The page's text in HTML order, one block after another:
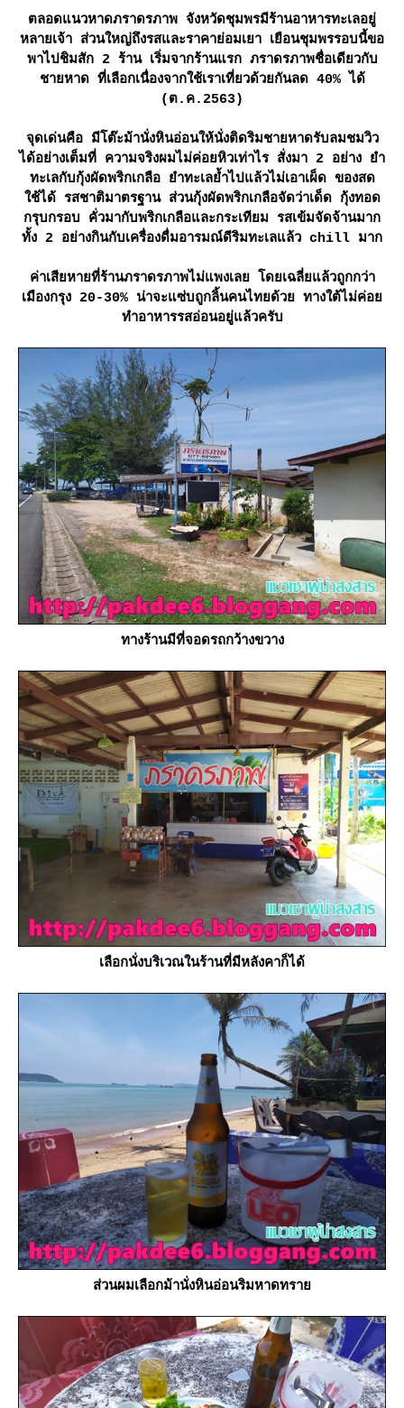
ตลอดแนวหาดภราดรภาพ จังหวัดชุมพรมีร้านอาหารทะเลอยู่
หลายเจ้า ส่วนใหญ่ถึงรสและราคาย่อมเยา เยือนชุมพรรอบนี้ขอ
พาไปชิมสัก 2 ร้าน เริ่มจากร้านแรก ภราดรภาพชื่อเดียวกับ
ชายหาด ที่เลือกเนื่องจากใช้เราเที่ยวด้วยกันลด 40% ได้
(ต.ค.2563)
จุดเด่นคือ มีโต๊ะม้านั่งหินอ่อนให้นั่งติดริมชายหาดรับลมชมวิว
ได้อย่างเต็มที่ ความจริงผมไม่ค่อยหิวเท่าไร สั่งมา 2 อย่าง ยำ
ทะเลกับกุ้งผัดพริกเกลือ ยำทะเลย้ำไปแล้วไม่เอาเผ็ด ของสด
ช้ได้ รสชาติมาตรฐาน ส่วนกุ้งผัดพริกเกลือจัดว่าเด็ด กุ้งทอด
กรุบกรอบ คั่วมากับพริกเกลือและกระเทียม รสเข้มจัดจ้านมาก
ทั้ง 2 อย่างกินกับเครื่องดื่มอารมณ์ดีริมทะเลแล้ว chill มาก
ค่าเสียหายที่ร้านภราดรภาพไม่แพงเลย โดยเฉลี่ยแล้วถูกกว่า
เมืองกรุง 20-30% น่าจะแซ่บถูกลิ้นคนไทยด้วย ทางใต้ไม่ค่อ
ทำอาหารรสอ่อนอยู่แล้วครับ
ทางร้านมีที่จอดรถกว้างขวาง
เลือกนั่งบริเวณในร้านที่มีหลังคาก็ได้
ส่วนผมเลือกม้านั่งหินอ่อนริมหาดทรา